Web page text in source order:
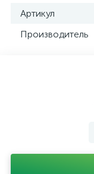
Артикул
Производитель